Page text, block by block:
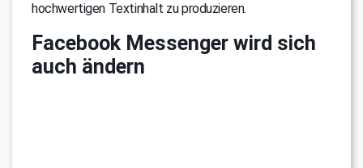
hochwertigen Textinhalt zu produzieren.
Facebook Messenger wird sich
auch ändern